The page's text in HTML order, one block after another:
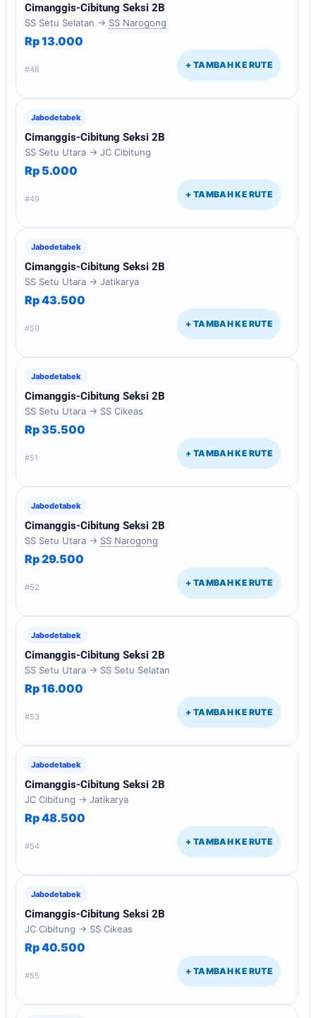
Cimanggis-Cibitung Seksi 2B
SS Setu Selatan → SS Narogong
Rp 13.000
#48 + TAMBAH KE RUTE
Jabodetabek
Cimanggis-Cibitung Seksi 2B
SS Setu Utara → JC Cibitung
Rp 5.000
#49 + TAMBAH KE RUTE
Jabodetabek
Cimanggis-Cibitung Seksi 2B
SS Setu Utara → Jatikarya
Rp 43.500
#50 + TAMBAH KE RUTE
Jabodetabek
Cimanggis-Cibitung Seksi 2B
SS Setu Utara → SS Cikeas
Rp 35.500
#51 + TAMBAH KE RUTE
Jabodetabek
Cimanggis-Cibitung Seksi 2B
SS Setu Utara → SS Narogong
Rp 29.500
#52 + TAMBAH KE RUTE
Jabodetabek
Cimanggis-Cibitung Seksi 2B
SS Setu Utara → SS Setu Selatan
Rp 16.000
#53 + TAMBAH KE RUTE
Jabodetabek
Cimanggis-Cibitung Seksi 2B
JC Cibitung → Jatikarya
Rp 48.500
#54 + TAMBAH KE RUTE
Jabodetabek
Cimanggis-Cibitung Seksi 2B
JC Cibitung → SS Cikeas
Rp 40.500
#55 + TAMBAH KE RUTE